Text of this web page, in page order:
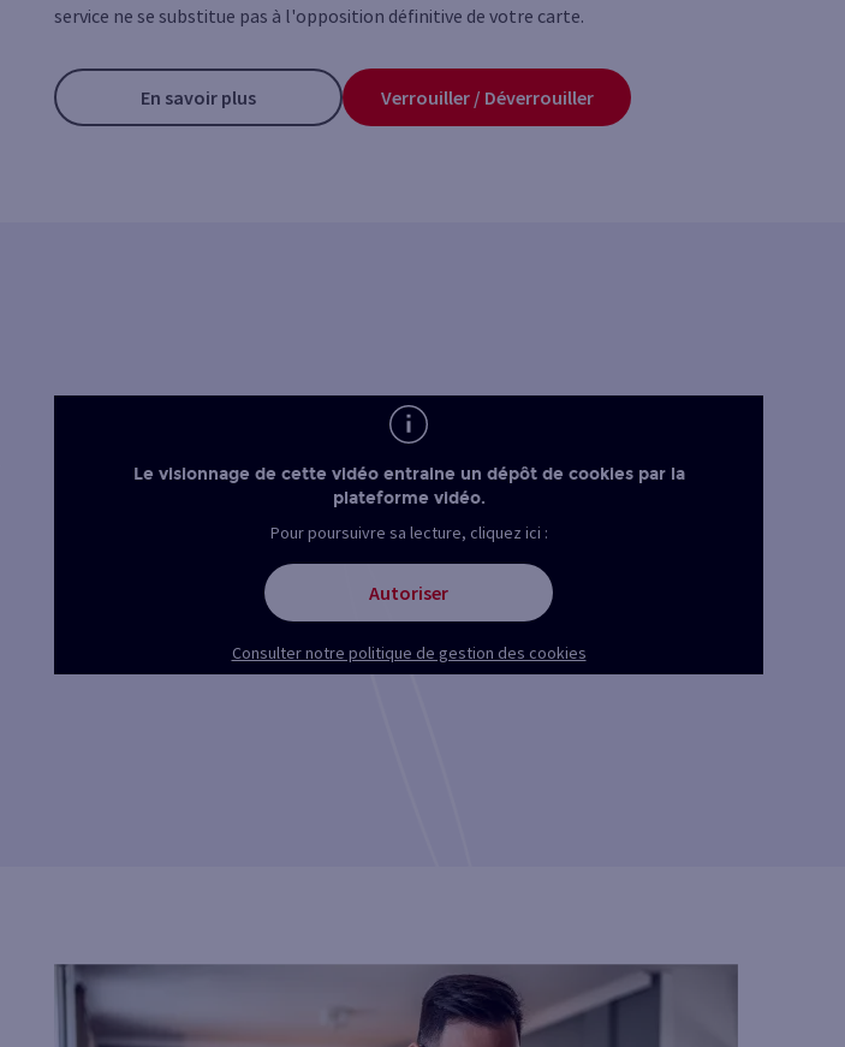
service ne se substitue pas à l'opposition définitive de votre carte.
Verrouiller / Déverrouiller
En savoir plus
Le visionnage de cette vidéo entraine un dépôt de cookies par la
plateforme vidéo.
Pour poursuivre sa lecture, cliquez ici :
Autoriser
Consulter notre politique de gestion des cookies